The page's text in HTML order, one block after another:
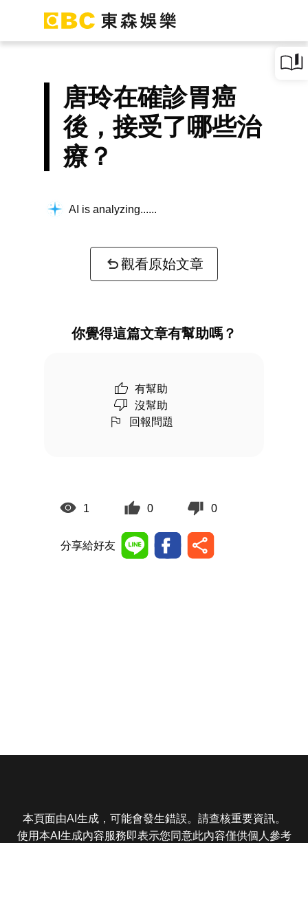
唐玲在確診胃癌
後，接受了哪些治
療？
AI is analyzing...
觀看原始文章
你覺得這篇文章有幫助嗎？
有幫助
沒幫助
回報問題
1 0 0
分享給好友
本頁面由AI生成，可能會發生錯誤。請查核重要資訊。
使用本AI生成內容服務即表示您同意此內容僅供個人參考